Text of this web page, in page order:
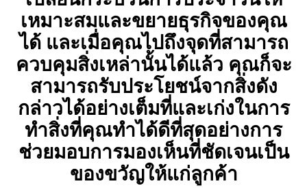
เหมาะสมและขยายธุรกิจของคุณ
ได้ และเมื่อคุณไปถึงจุดที่สามารถ
ควบคุมสิ่งเหล่านั้นได้แล้ว คุณก็จะ
สามารถรับประโยชน์จากสิ่งดัง
กล่าวได้อย่างเต็มที่และเก่งในการ
ทำสิ่งที่คุณทำได้ดีที่สุดอย่างการ
ช่วยมอบการมองเห็นที่ชัดเจนเป็น
ของขวัญให้แก่ลูกค้า